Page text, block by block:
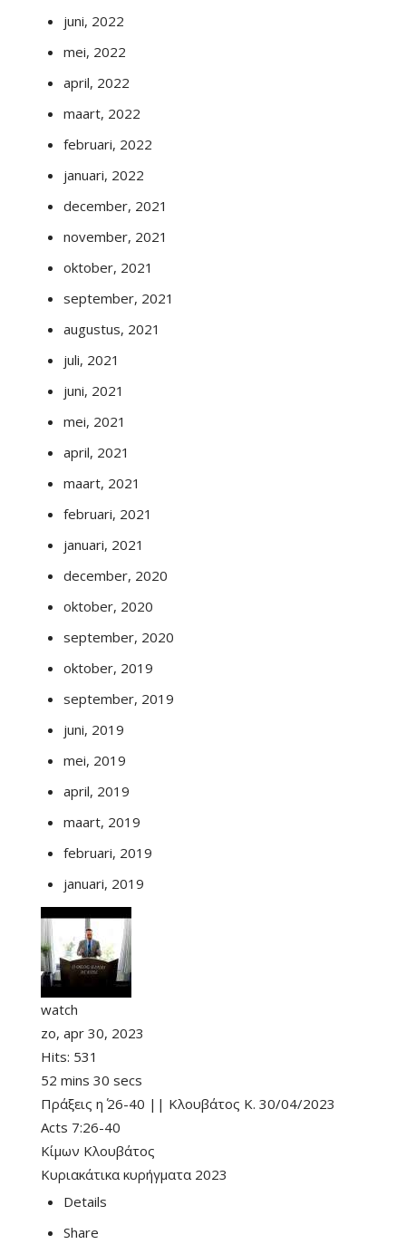
juni, 2022
mei, 2022
april, 2022
maart, 2022
februari, 2022
januari, 2022
december, 2021
november, 2021
oktober, 2021
september, 2021
augustus, 2021
juli, 2021
juni, 2021
mei, 2021
april, 2021
maart, 2021
februari, 2021
januari, 2021
december, 2020
oktober, 2020
september, 2020
oktober, 2019
september, 2019
juni, 2019
mei, 2019
april, 2019
maart, 2019
februari, 2019
januari, 2019
watch
zo, apr 30, 2023
Hits: 531
52 mins 30 secs
Πράξεις η΄ 26-40 || Κλουβάτος Κ. 30/04/2023
Acts 7:26-40
Κίμων Κλουβάτος
Κυριακάτικα κυρήγματα 2023
Details
Share